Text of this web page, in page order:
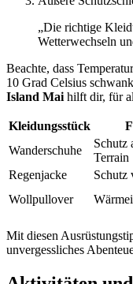
„Die richtige
Wetterwechseln
Beachte, dass
10 Grad Celsius
Island Mai hilft dir, für
Kleidungsstück
Wanderschuhe
Schutz
Terrain
Regenjacke
Schutz
Wollpullover
Mit diesen
unvergessliches